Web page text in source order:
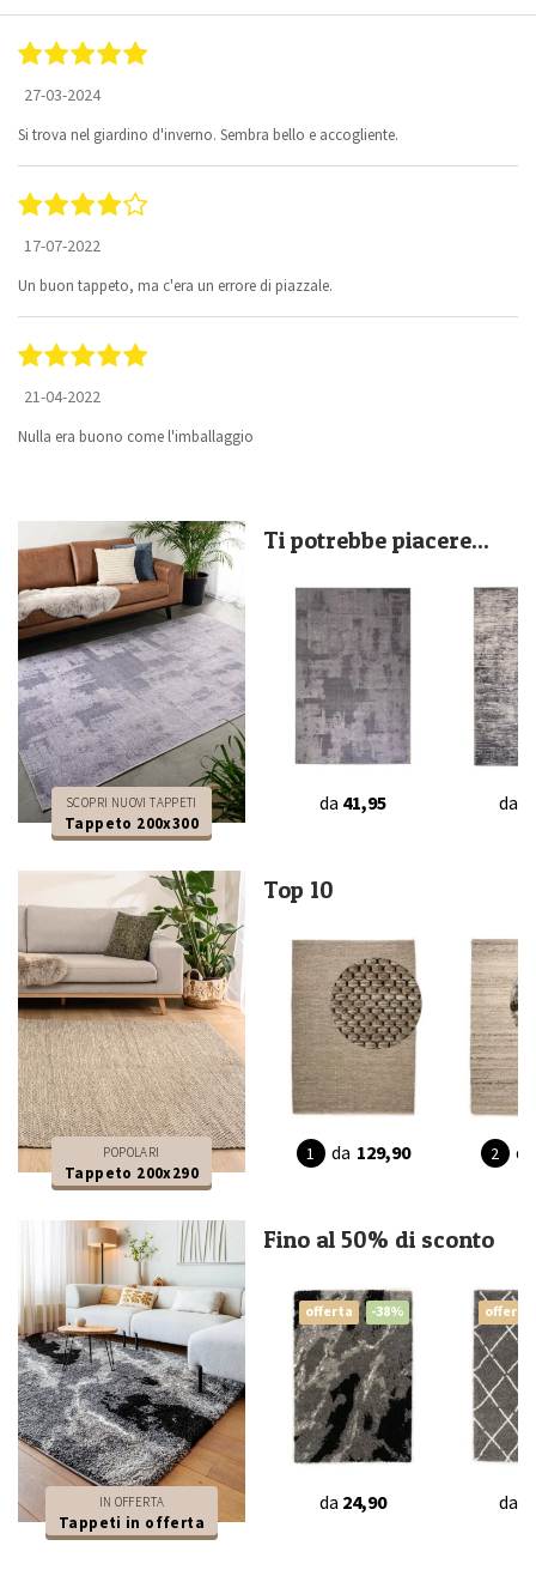
27-03-2024
Si trova nel giardino d'inverno. Sembra bello e accogliente.
17-07-2022
Un buon tappeto, ma c'era un errore di piazzale.
21-04-2022
Nulla era buono come l'imballaggio
SCOPRI NUOVI TAPPETI
Tappeto 200x300
Ti potrebbe piacere...
da 41,95 da
POPOLARI
Tappeto 200x290
Top 10
da 129,90 da
IN OFFERTA
Tappeti in offerta
Fino al 50% di sconto
offerta -38%
da 24,90
offerta
da